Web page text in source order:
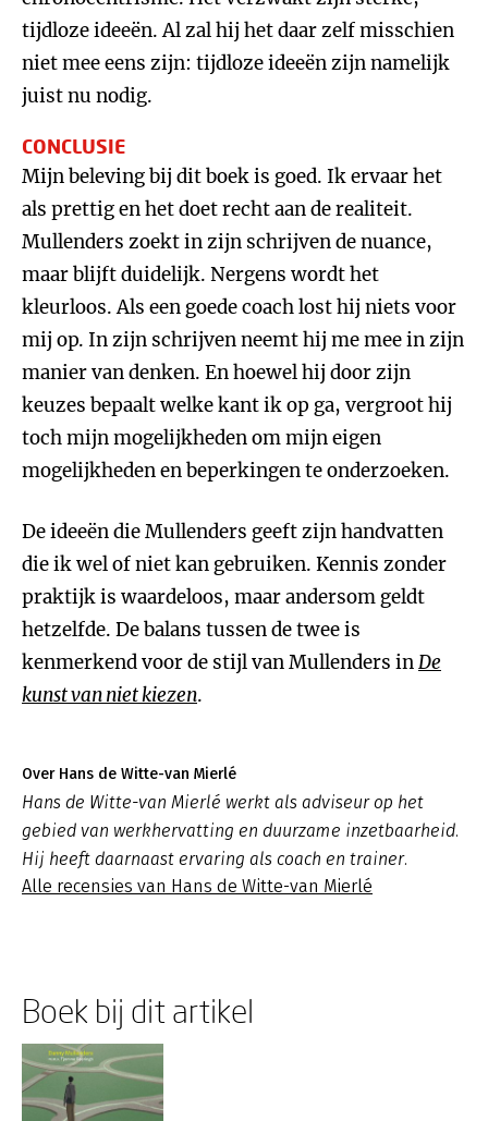
tijdloze ideeën. Al zal hij het daar zelf misschien
niet mee eens zijn: tijdloze ideeën zijn namelijk
juist nu nodig.
CONCLUSIE
Mijn beleving bij dit boek is goed. Ik ervaar het
als prettig en het doet recht aan de realiteit.
Mullenders zoekt in zijn schrijven de nuance,
maar blijft duidelijk. Nergens wordt het
kleurloos. Als een goede coach lost hij niets voor
mij op. In zijn schrijven neemt hij me mee in zijn
manier van denken. En hoewel hij door zijn
keuzes bepaalt welke kant ik op ga, vergroot hij
toch mijn mogelijkheden om mijn eigen
mogelijkheden en beperkingen te onderzoeken.
De ideeën die Mullenders geeft zijn handvatten
die ik wel of niet kan gebruiken. Kennis zonder
praktijk is waardeloos, maar andersom geldt
hetzelfde. De balans tussen de twee is
kenmerkend voor de stijl van Mullenders inDe
kunst van niet kiezen.
Over Hans de Witte-van Mierlé
Hans de Witte-van Mierlé werkt als adviseur op het
gebied van werkhervatting en duurzame inzetbaarheid.
Hij heeft daarnaast ervaring als coach en trainer.
Alle recensies van Hans de Witte-van Mierlé
Boek bij dit artikel